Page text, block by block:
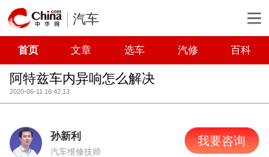
汽车
首页 文章 选车 汽修 百科
阿特兹车内异响怎么解决
2020-06-11 16:42:13
孙新利
汽车维修技师
我要咨询